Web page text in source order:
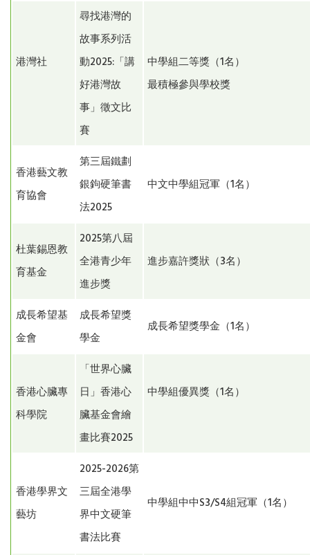
港灣社
尋找港灣的
故事系列活
動2025:「講
好港灣故
事」徵文比
賽
中學組二等獎（1名）
最積極參與學校獎
香港藝文教
育協會
第三屆鐵劃
銀鉤硬筆書
法2025
中文中學組冠軍（1名）
杜葉錫恩教
育基金
2025第八屆
全港青少年
進步獎
進步嘉許獎狀（3名）
成長希望基
金會
成長希望獎
學金
成長希望獎學金（1名）
香港心臟專
科學院
「世界心臟
日」香港心
臟基金會繪
畫比賽2025
中學組優異獎（1名）
香港學界文
藝坊
2025-2026第
三屆全港學
界中文硬筆
書法比賽
中學組中中S3/S4組冠軍（1名）